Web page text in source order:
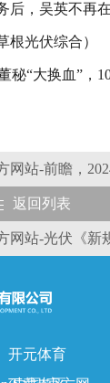
后，吴英不再
根光伏综合）
秘“大换血”，
返回列表
开元体育